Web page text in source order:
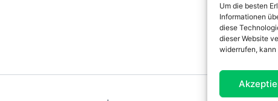
Um die besten
Informationen
diese
dieser Website
widerrufen,